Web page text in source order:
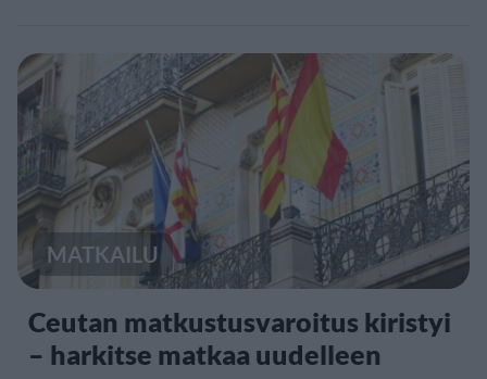
MATKAILU
Ceutan matkustusvaroitus kiristyi
– harkitse matkaa uudelleen